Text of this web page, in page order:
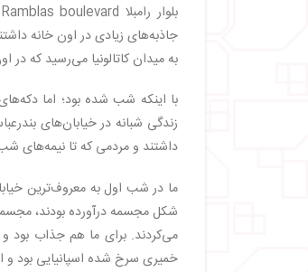
جاذبه‌های زیادی در اون خانه
به میدان کاتالونیا می‌رسید که در
با اینکه شب شده بود؛ اما
زندگی شبانه در خیابان‌های
داشتند و مردمی که تا نیمه‌های
ما در شب اول به معروف‌ترین
شکل مجسمه درآورده بودند،
می‌کردند. برای ما هم جذاب بود
خمیری سرخ شده اسپانیایی بود